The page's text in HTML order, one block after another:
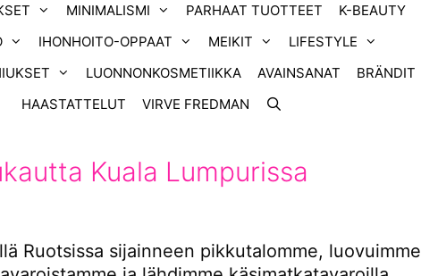
MINIMALISMI PARHAAT TUOTTEET
K-BEAUTY
IHONHOITO-OPPAAT MEIKIT
LIFESTYLE
LUONNONKOSMETIIKKA AVAINSANAT
BRÄNDIT
HAASTATTELUT
VIRVE FREDMAN
Kuala Lumpurissa
Ruotsissa sijainneen pikkutalomme, luovuimme